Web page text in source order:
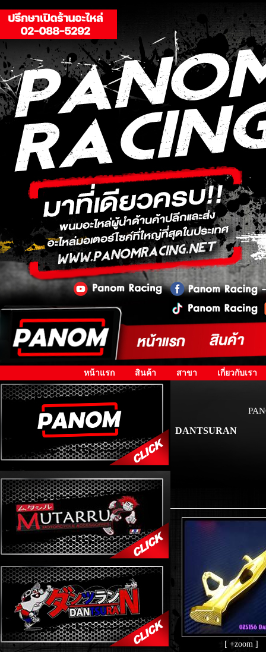
หน้าแรก สินค้า สาขา เกี่ยวกับเรา
DANTSURAN
[ +zoom ]